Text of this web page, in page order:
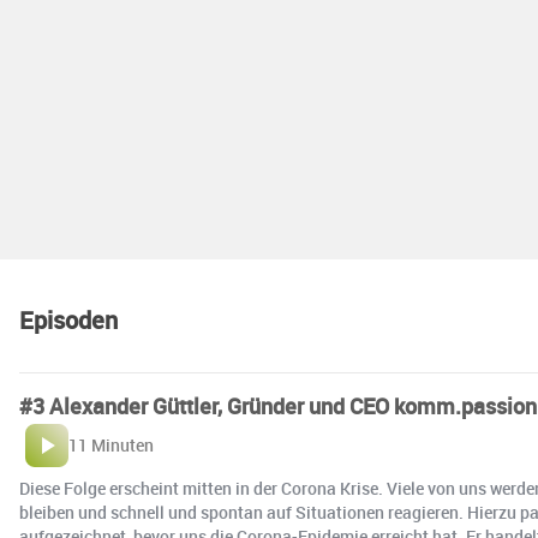
Episoden
#3 Alexander Güttler, Gründer und CEO komm.passion
11 Minuten
Diese Folge erscheint mitten in der Corona Krise. Viele von uns
bleiben und schnell und spontan auf Situationen reagieren. Hierzu